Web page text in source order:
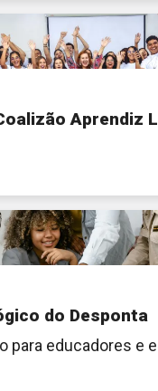
Aprendiz
do Desponta
para educadores e